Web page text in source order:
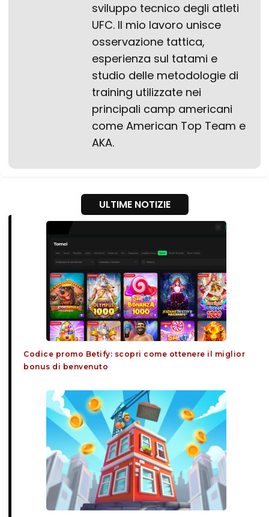
sviluppo tecnico degli atleti
UFC. Il mio lavoro unisce
osservazione tattica,
esperienza sul tatami e
studio delle metodologie di
training utilizzate nei
principali camp americani
come American Top Team e
AKA.
ULTIME NOTIZIE
Codice promo Betify: scopri come ottenere il miglior
bonus di benvenuto